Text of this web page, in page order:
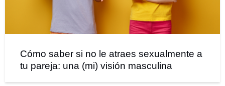
Cómo saber si no le atraes sexualmente a
tu pareja: una (mi) visión masculina